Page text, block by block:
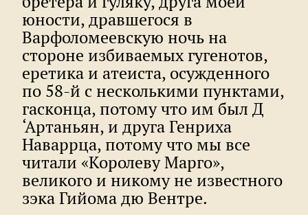
юности, дравшегося в
Варфоломеевскую ночь на
стороне избиваемых гугенотов,
еретика и атеиста, осужденного
по 58-й с несколькими пунктами,
гасконца, потому что им был Д
‘Артаньян, и друга Генриха
Наваррца, потому что мы все
читали «Королеву Марго»,
великого и никому не известного
зэка Гийома дю Вентре.